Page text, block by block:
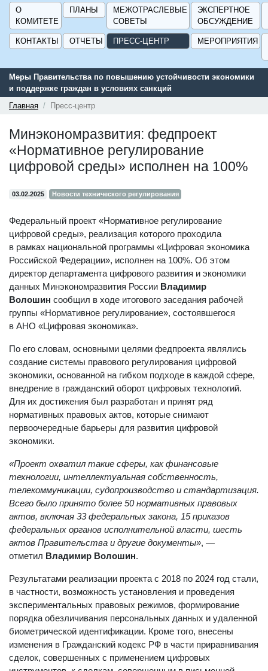
О
КОМИТЕТЕ
ПЛАНЫ
МЕЖОТРАСЛЕВЫЕ
СОВЕТЫ
ЭКСПЕРТНОЕ
ОБСУЖДЕНИЕ
КОНТАКТЫ ОТЧЕТЫ ПРЕСС-ЦЕНТР МЕРОПРИЯТИЯ
Правительства по повышению устойчивости экономики
поддержке граждан в условиях санкций
Главная Пресс-центр
Минэкономразвития: федпроект
«Нормативное регулирование
цифровой среды» исполнен на 100%
03.02.2025 Новости технического регулирования
Федеральный проект «Нормативное регулирование
цифровой среды», реализация которого проходила
в рамках национальной программы «Цифровая экономика
Российской Федерации», исполнен на 100%. Об этом
директор департамента цифрового развития и экономики
данных Минэкономразвития России Владимир
Волошин сообщил в ходе итогового заседания рабочей
группы «Нормативное регулирование», состоявшегося
в АНО «Цифровая экономика».
По его словам, основными целями федпроекта являлись
создание системы правового регулирования цифровой
экономики, основанной на гибком подходе в каждой сфере,
внедрение в гражданский оборот цифровых технологий.
Для их достижения был разработан и принят ряд
нормативных правовых актов, которые снимают
первоочередные барьеры для развития цифровой
экономики.
«Проект охватил такие сферы, как финансовые
технологии, интеллектуальная собственность,
телекоммуникации, судопроизводство и стандартизация.
Всего было принято более 50 нормативных правовых
актов, включая 33 федеральных закона, 15 приказов
федеральных органов исполнительной власти, шесть
актов Правительства и другие документы», —
отметил Владимир Волошин.
Результатами реализации проекта с 2018 по 2024 год стали,
в частности, возможность установления и проведения
экспериментальных правовых режимов, формирование
порядка обезличивания персональных данных и удаленной
биометрической идентификации. Кроме того, внесены
изменения в Гражданский кодекс РФ в части приравнивания
сделок, совершенных с применением цифровых